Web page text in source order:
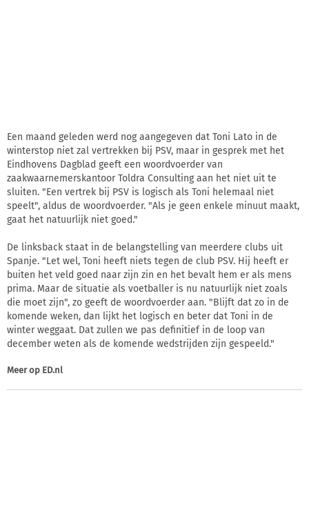
Een maand geleden werd nog aangegeven dat Toni Lato in de
winterstop niet zal vertrekken bij PSV, maar in gesprek met het
Eindhovens Dagblad geeft een woordvoerder van
zaakwaarnemerskantoor Toldra Consulting aan het niet uit te
sluiten. "Een vertrek bij PSV is logisch als Toni helemaal niet
speelt", aldus de woordvoerder. "Als je geen enkele minuut maakt,
gaat het natuurlijk niet goed."
De linksback staat in de belangstelling van meerdere clubs uit
Spanje. "Let wel, Toni heeft niets tegen de club PSV. Hij heeft er
buiten het veld goed naar zijn zin en het bevalt hem er als mens
prima. Maar de situatie als voetballer is nu natuurlijk niet zoals
die moet zijn", zo geeft de woordvoerder aan. "Blijft dat zo in de
komende weken, dan lijkt het logisch en beter dat Toni in de
winter weggaat. Dat zullen we pas definitief in de loop van
december weten als de komende wedstrijden zijn gespeeld."
Meer op ED.nl